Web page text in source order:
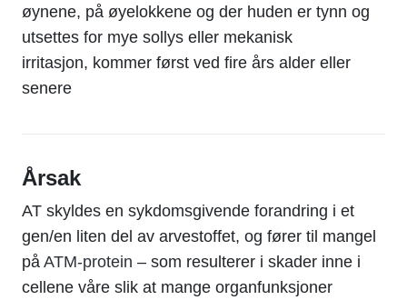
øynene, på øyelokkene og der huden er tynn og
utsettes for mye sollys eller mekanisk
irritasjon, kommer først ved fire års alder eller
senere
Årsak
AT skyldes en sykdomsgivende forandring i et
gen/en liten del av arvestoffet, og fører til mangel
på ATM-protein – som resulterer i skader inne i
cellene våre slik at mange organfunksjoner